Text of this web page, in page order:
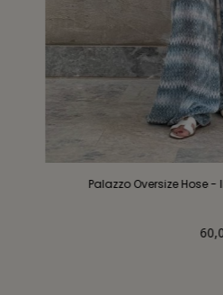
Palazzo Oversize Hose -